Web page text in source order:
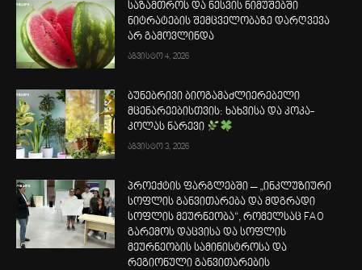
საზამთროს და ნესვის ნიმუშებში
ნიტრატების შემცველობაზე დარღვევა
არ გამოვლინდა
აგვისტო 4, 2026
ბუნებრივი ბიოგამაძლიერებელი
მცენარეებისთვის: ხახვისა და კოკა-
კოლას ნარევი
აგვისტო 3, 2026
პროექტის ფარგლებში – „ინკლუზიური
სოფლის განვითარება და მდგრადი
სოფლის მეურნეობა“, რომელსაც FAO
გარემოს დაცვისა და სოფლის
მეურნეობის სამინისტროსა და
რეგიონული განვითარების